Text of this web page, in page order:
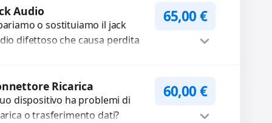
immagini sfocate, messa a...
Audio
o sostituiamo il jack
difettoso che causa perdita
65,00€
Ricarica
dispositivo ha problemi di
o trasferimento dati?
60,00€